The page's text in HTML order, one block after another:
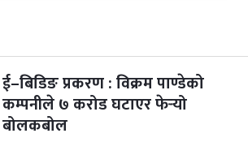
-Oct 20, 2026
२ महिना बाँकी
ई–बिडिङ प्रकरण : विक्रम पाण्डेको
कम्पनीले ७ करोड घटाएर फेर्‍यो
बोलकबोल